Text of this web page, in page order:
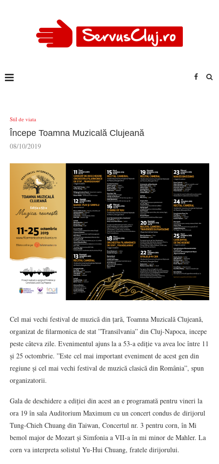
Stil de viata
Începe Toamna Muzicală Clujeană
08/10/2019
Cel mai vechi festival de muzică din țară, Toamna Muzicală Clujeană,
organizat de filarmonica de stat ”Transilvania” din Cluj-Napoca, incepe
peste câteva zile. Evenimentul ajuns la a 53-a ediție va avea loc între 11
și 25 octombrie. ”Este cel mai important eveniment de acest gen din
regiune și cel mai vechi festival de muzică clasică din România”, spun
organizatorii.
Gala de deschidere a ediției din acest an e programată pentru vineri la
ora 19 în sala Auditorium Maximum cu un concert condus de dirijorul
Tung-Chieh Chuang din Taiwan, Concertul nr. 3 pentru corn, în Mi
bemol major de Mozart și Simfonia a VII-a în mi minor de Mahler. La
corn va interpreta solistul Yu-Hui Chuang, fratele dirijorului.